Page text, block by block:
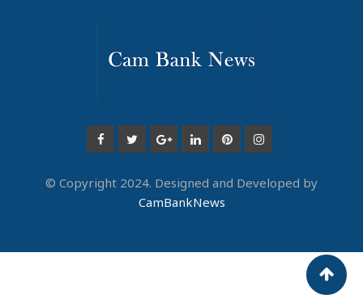
© Copyright 2024. Designed and Developed by
CamBankNews